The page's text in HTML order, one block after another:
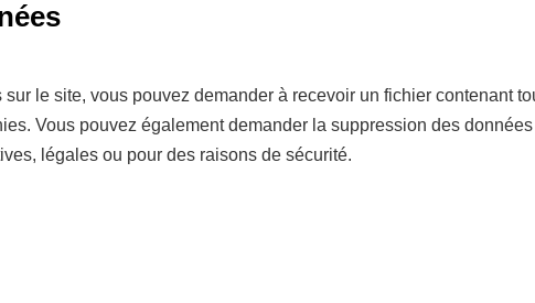
le site, vous pouvez demander à recevoir un fichier contenant
Vous pouvez également demander la suppression des
légales ou pour des raisons de sécurité.